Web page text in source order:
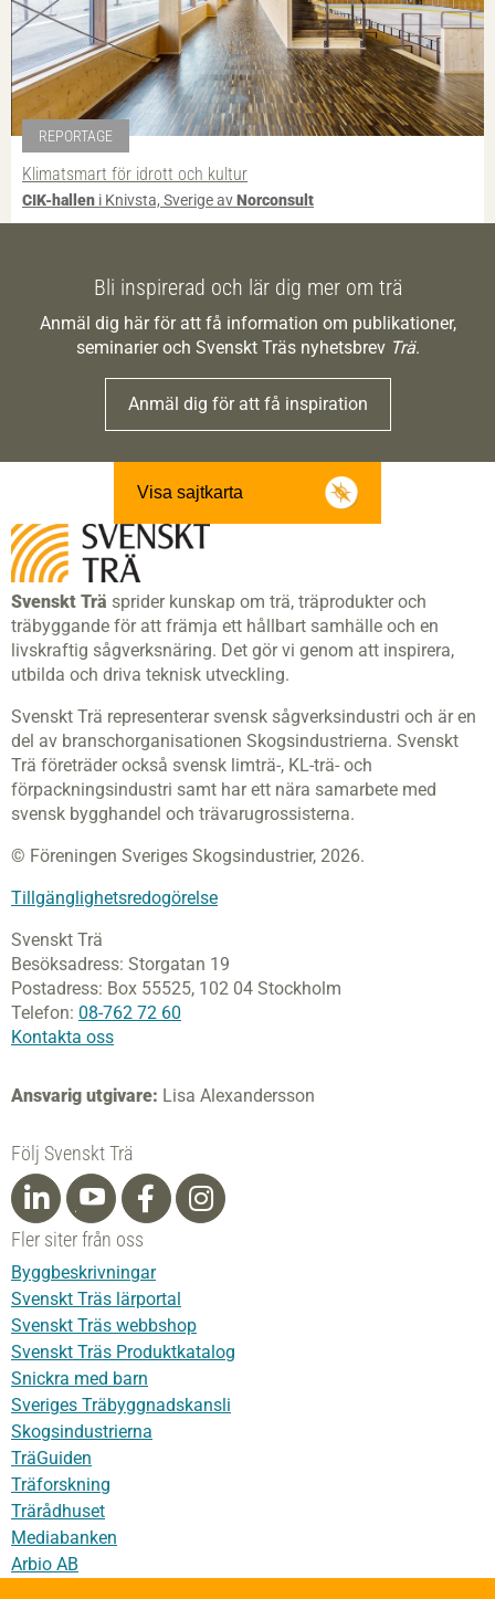
REPORTAGE
Klimatsmart för idrott och kultur
CIK-hallen i Knivsta, Sverige avNorconsult
Bli inspirerad och lär dig mer om trä
Anmäl dig här för att få information om publikationer,
seminarier och Svenskt Träs nyhetsbrev Trä.
Anmäl dig för att få inspiration
Visa sajtkarta
Svenskt Trä sprider kunskap om trä, träprodukter och
träbyggande för att främja ett hållbart samhälle och en
livskraftig sågverksnäring. Det gör vi genom att inspirera,
utbilda och driva teknisk utveckling.
Svenskt Trä representerar svensk sågverksindustri och är en
del av branschorganisationen Skogsindustrierna. Svenskt
Trä företräder också svensk limträ-, KL-trä- och
förpackningsindustri samt har ett nära samarbete med
svensk bygghandel och trävarugrossisterna.
© Föreningen Sveriges Skogsindustrier, 2026.
Tillgänglighetsredogörelse
Svenskt Trä
Besöksadress: Storgatan 19
Postadress: Box 55525, 102 04 Stockholm
Telefon: 08-762 72 60
Kontakta oss
Ansvarig utgivare: Lisa Alexandersson
Följ Svenskt Trä
Fler siter från oss
Byggbeskrivningar
Svenskt Träs lärportal
Svenskt Träs webbshop
Svenskt Träs Produktkatalog
Snickra med barn
Sveriges Träbyggnadskansli
Skogsindustrierna
TräGuiden
Träforskning
Trärådhuset
Mediabanken
Arbio AB